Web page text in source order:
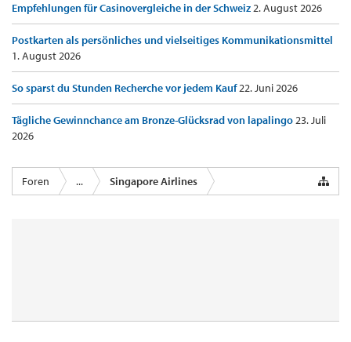
Empfehlungen für Casinovergleiche in der Schweiz2. August 2026
Postkarten als persönliches und vielseitiges Kommunikationsmittel
1. August 2026
So sparst du Stunden Recherche vor jedem Kauf22. Juni 2026
Tägliche Gewinnchance am Bronze-Glücksrad von lapalingo23. Juli
2026
Foren ... Singapore Airlines